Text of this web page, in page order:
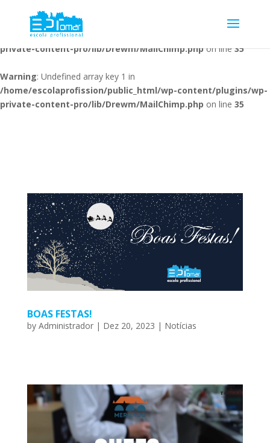
Warning: Undefined array key 1 in
/home/escolaprofission/public_html/wp-content/plugins/wp-
private-content-pro/lib/Drewm/MailChimp.phpon line35
Warning: Undefined array key 1 in
/home/escolaprofission/public_html/wp-content/plugins/wp-
private-content-pro/lib/Drewm/MailChimp.php on line 35
BOAS FESTAS!
by Administrador| Dez 20, 2023 | Notícias